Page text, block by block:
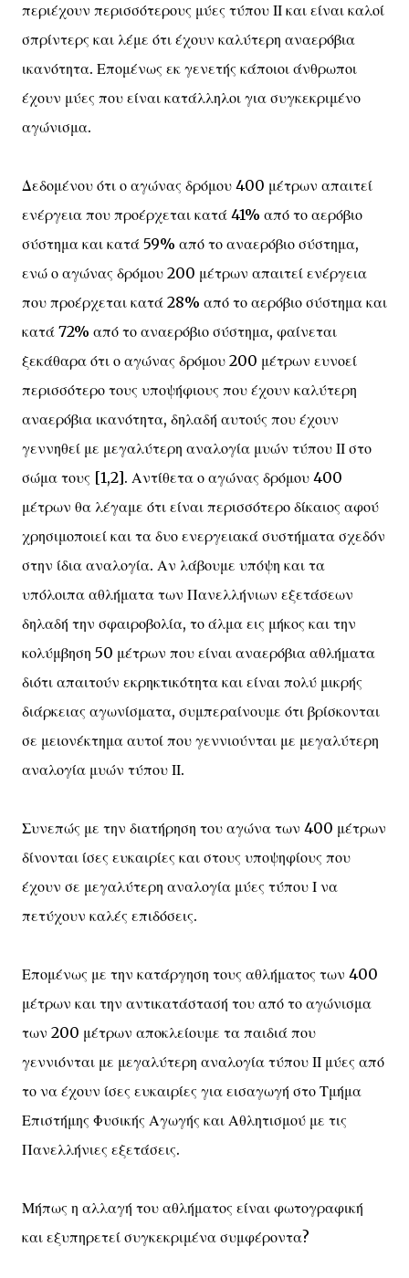
περιέχουν περισσότερους μύες τύπου ΙΙ και είναι καλοί
σπρίντερς και λέμε ότι έχουν καλύτερη αναερόβια
ικανότητα. Επομένως εκ γενετής κάποιοι άνθρωποι
έχουν μύες που είναι κατάλληλοι για συγκεκριμένο
αγώνισμα.
Δεδομένου ότι ο αγώνας δρόμου 400 μέτρων απαιτεί
ενέργεια που προέρχεται κατά 41% από το αερόβιο
σύστημα και κατά 59% από το αναερόβιο σύστημα,
ενώ ο αγώνας δρόμου 200 μέτρων απαιτεί ενέργεια
που προέρχεται κατά 28% από το αερόβιο σύστημα και
κατά 72% από το αναερόβιο σύστημα, φαίνεται
ξεκάθαρα ότι ο αγώνας δρόμου 200 μέτρων ευνοεί
περισσότερο τους υποψήφιους που έχουν καλύτερη
αναερόβια ικανότητα, δηλαδή αυτούς που έχουν
γεννηθεί με μεγαλύτερη αναλογία μυών τύπου ΙΙ στο
σώμα τους [1,2]. Αντίθετα ο αγώνας δρόμου 400
μέτρων θα λέγαμε ότι είναι περισσότερο δίκαιος αφού
χρησιμοποιεί και τα δυο ενεργειακά συστήματα σχεδόν
στην ίδια αναλογία. Αν λάβουμε υπόψη και τα
υπόλοιπα αθλήματα των Πανελλήνιων εξετάσεων
δηλαδή την σφαιροβολία, το άλμα εις μήκος και την
κολύμβηση 50 μέτρων που είναι αναερόβια αθλήματα
διότι απαιτούν εκρηκτικότητα και είναι πολύ μικρής
διάρκειας αγωνίσματα, συμπεραίνουμε ότι βρίσκονται
σε μειονέκτημα αυτοί που γεννιούνται με μεγαλύτερη
αναλογία μυών τύπου ΙΙ.
Συνεπώς με την διατήρηση του αγώνα των 400 μέτρων
δίνονται ίσες ευκαιρίες και στους υποψηφίους που
έχουν σε μεγαλύτερη αναλογία μύες τύπου Ι να
πετύχουν καλές επιδόσεις.
Επομένως με την κατάργηση τους αθλήματος των 400
μέτρων και την αντικατάστασή του από το αγώνισμα
των 200 μέτρων αποκλείουμε τα παιδιά που
γεννιόνται με μεγαλύτερη αναλογία τύπου ΙΙ μύες από
το να έχουν ίσες ευκαιρίες για εισαγωγή στο Τμήμα
Επιστήμης Φυσικής Αγωγής και Αθλητισμού με τις
Πανελλήνιες εξετάσεις.
Μήπως η αλλαγή του αθλήματος είναι φωτογραφική
και εξυπηρετεί συγκεκριμένα συμφέροντα?